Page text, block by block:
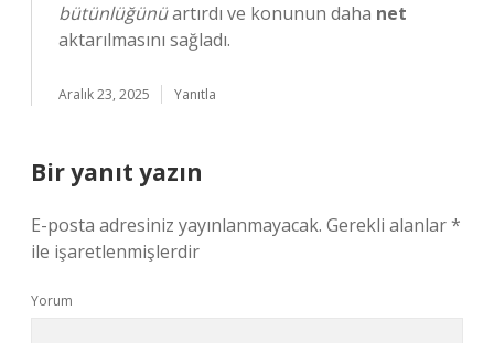
bütünlüğünüartırdı ve konunun daha net
aktarılmasını sağladı.
Aralık 23, 2025 Yanıtla
Bir yanıt yazın
E-posta adresiniz yayınlanmayacak. Gerekli alanlar*
ile işaretlenmişlerdir
Yorum